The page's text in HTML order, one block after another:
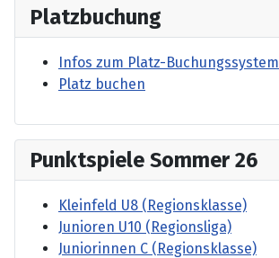
Platzbuchung
Infos zum Platz-Buchungssystem
Platz buchen
Punktspiele Sommer 26
Kleinfeld U8 (Regionsklasse)
Junioren U10 (Regionsliga)
Juniorinnen C (Regionsklasse)